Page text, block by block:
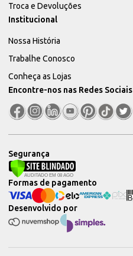
Troca e Devoluções
Institucional
Nossa História
Trabalhe Conosco
Conheça as Lojas
Encontre-nos nas Redes Sociais
Segurança
Desenvolvido por
Formas de pagamento